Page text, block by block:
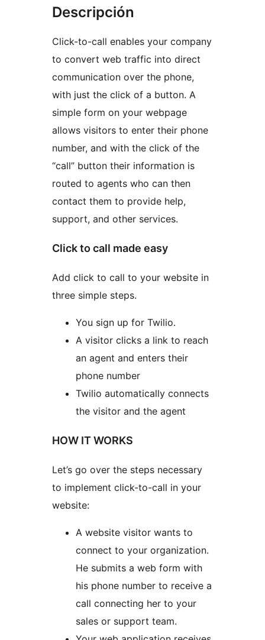
Descripción
Click-to-call enables your company
to convert web traffic into direct
communication over the phone,
with just the click of a button. A
simple form on your webpage
allows visitors to enter their phone
number, and with the click of the
“call” button their information is
routed to agents who can then
contact them to provide help,
support, and other services.
Click to call made easy
Add click to call to your website in
three simple steps.
You sign up for Twilio.
A visitor clicks a link to reach
an agent and enters their
phone number
Twilio automatically connects
the visitor and the agent
HOW IT WORKS
Let’s go over the steps necessary
to implement click-to-call in your
website:
A website visitor wants to
connect to your organization.
He submits a web form with
his phone number to receive a
call connecting her to your
sales or support team.